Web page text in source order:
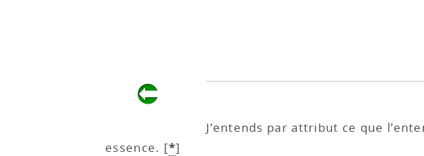
J’entends par attribut ce que
essence. [*]